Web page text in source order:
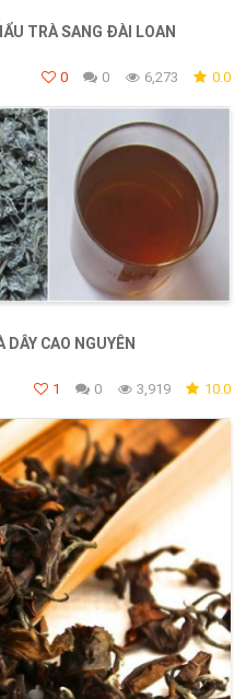
TRÀ SANG ĐÀI LOAN
0 0 6,273 0.0
CAO NGUYÊN
1 0 3,919 10.0